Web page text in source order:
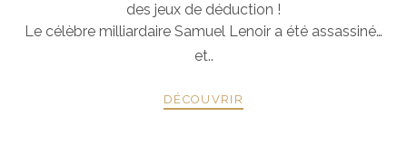
des jeux de déduction !
Le célèbre milliardaire Samuel Lenoir a été assassiné…
et..
DÉCOUVRIR